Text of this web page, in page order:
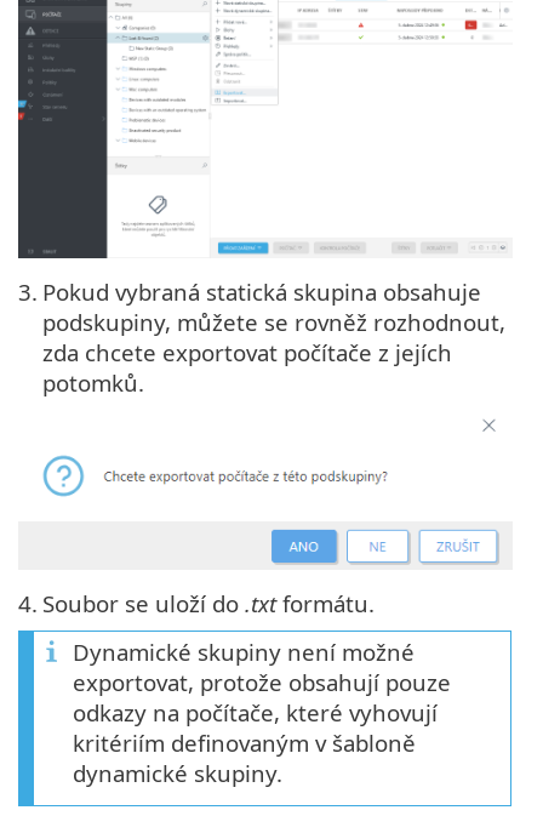
3. Pokud vybraná statická skupina obsahuje
podskupiny, můžete se rovněž rozhodnout,
zda chcete exportovat počítače z jejích
potomků.
4. Soubor se uloží do .txtformátu.
Dynamické skupiny není možné
exportovat, protože obsahují pouze
odkazy na počítače, které vyhovují
kritériím definovaným v šabloně
dynamické skupiny.